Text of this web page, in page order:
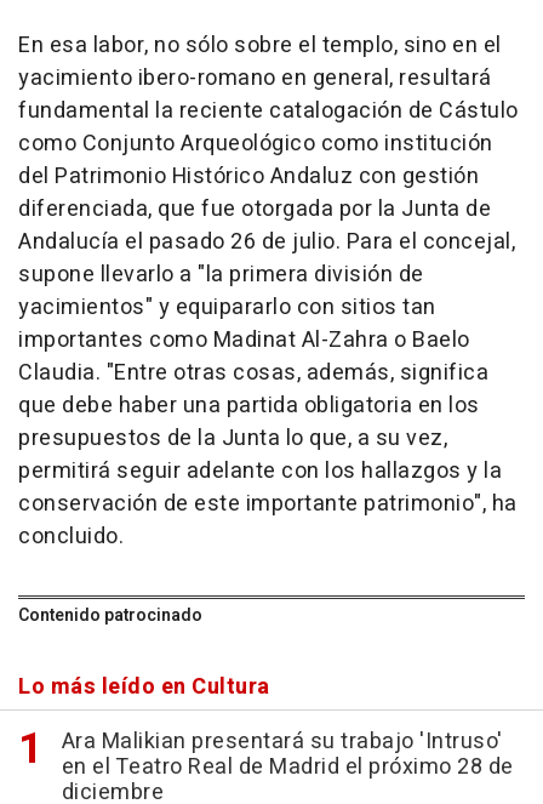
En esa labor, no sólo sobre el templo, sino en el
yacimiento ibero-romano en general, resultará
fundamental la reciente catalogación de Cástulo
como Conjunto Arqueológico como institución
del Patrimonio Histórico Andaluz con gestión
diferenciada, que fue otorgada por la Junta de
Andalucía el pasado 26 de julio. Para el concejal,
supone llevarlo a "la primera división de
yacimientos" y equipararlo con sitios tan
importantes como Madinat Al-Zahra o Baelo
Claudia. "Entre otras cosas, además, significa
que debe haber una partida obligatoria en los
presupuestos de la Junta lo que, a su vez,
permitirá seguir adelante con los hallazgos y la
conservación de este importante patrimonio", ha
concluido.
Contenido patrocinado
Lo más leído en Cultura
Ara Malikian presentará su trabajo 'Intruso'
en el Teatro Real de Madrid el próximo 28 de
diciembre